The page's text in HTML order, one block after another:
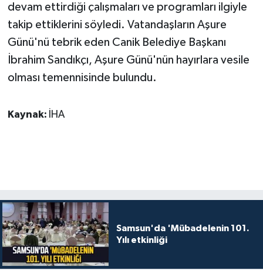
devam ettirdiği çalışmaları ve programları ilgiyle
takip ettiklerini söyledi. Vatandaşların Aşure
Günü'nü tebrik eden Canik Belediye Başkanı
İbrahim Sandıkçı, Aşure Günü'nün hayırlara vesile
olması temennisinde bulundu.
Kaynak: İHA
Samsun'da 'Mübadelenin 101.
Yılı etkinliği